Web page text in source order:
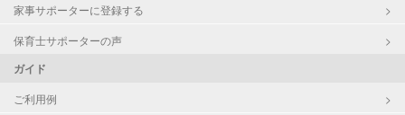
家事サポーターに登録する
保育士サポーターの声
ガイド
ご利用例